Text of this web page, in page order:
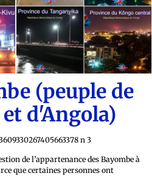
(peuple de
d'Angola)
de l’appartenance des Bayombe à
que certaines personnes ont